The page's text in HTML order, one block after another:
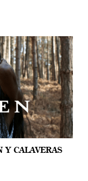
Y CALAVERAS